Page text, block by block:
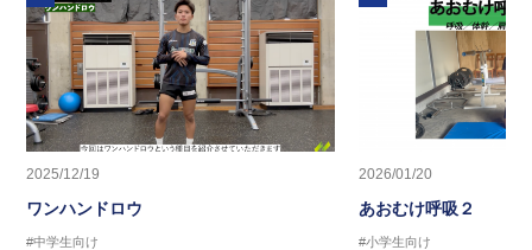
2025/12/19
ワンハンドロウ
#中学生向け
2026/01/20
あおむけ呼吸２
#小学生向け